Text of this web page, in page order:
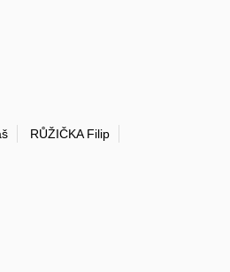
RŮŽIČKA Filip